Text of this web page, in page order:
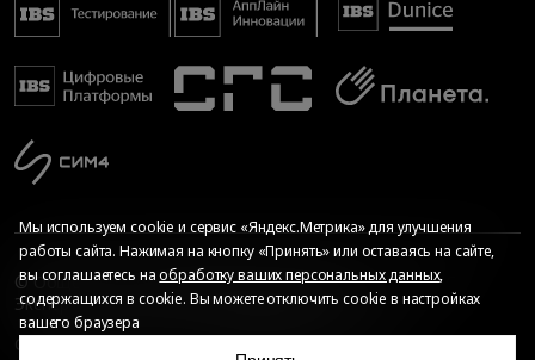
© Общество с ограниченной ответственностью «ИБС
Экспертиза», 2026. Все права защищены
Мы используем cookie и сервис «Яндекс.Метрика» для улучшения
работы сайта. Нажимая на кнопку «Принять» или оставаясь на сайте,
вы соглашаетесь наобработку ваших персональных данных,
содержащихся в cookie. Вы можете отключить cookie в настройках
вашего браузера